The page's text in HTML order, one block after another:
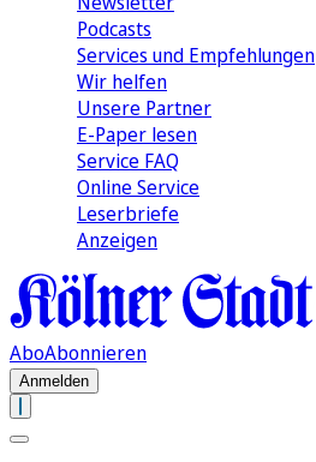
Podcasts
Services und Empfehlungen
Wir helfen
Unsere Partner
E-Paper lesen
Service FAQ
Online Service
Leserbriefe
Anzeigen
AboAbonnieren
Anmelden